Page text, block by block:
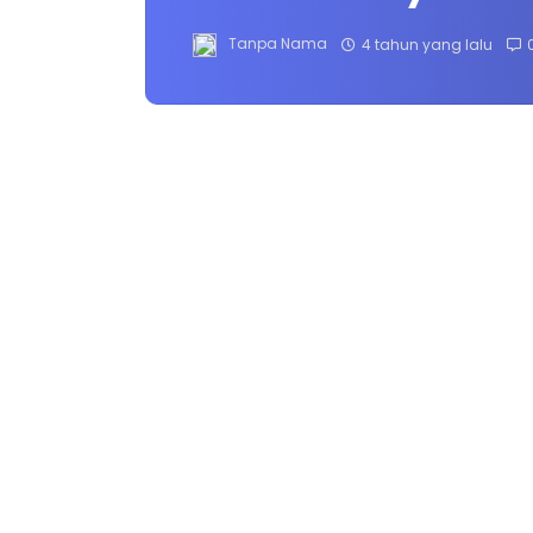
Tanpa Nama 4 tahun yang lalu